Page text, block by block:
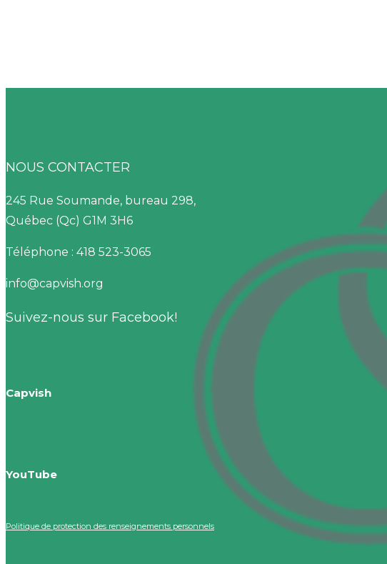
NOUS CONTACTER
245 Rue Soumande, bureau 298,
Québec (Qc) G1M 3H6
Téléphone : 418 523-3065
info@capvish.org
Suivez-nous sur Facebook!
Capvish
YouTube
Politique de protection des renseignements personnels